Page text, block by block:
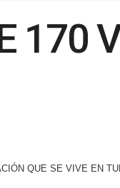
170
QUE SE VIVE EN